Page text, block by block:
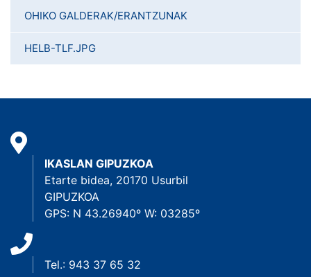
OHIKO GALDERAK/ERANTZUNAK
HELB-TLF.JPG
IKASLAN GIPUZKOA
Etarte bidea, 20170 Usurbil
GIPUZKOA
GPS: N 43.26940º W: 03285º
Tel.: 943 37 65 32